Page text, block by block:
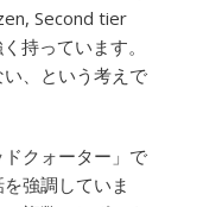
Second tier
持っています。
、という考えで
クォーター」で
強調していま